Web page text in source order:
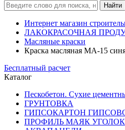
Интернет магазин
ЛАКОКРАСОЧНАЯ
Масляные краски
Краска масляная МА-15
Бесплатный расчет
Каталог
Пескобетон. Сухие
ГРУНТОВКА
ГИПСОКАРТОН
ПРОФИЛЬ МАЯК УГОЛОК